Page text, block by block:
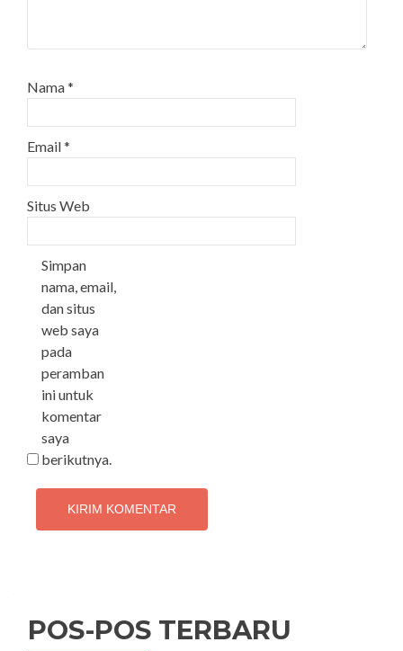
Nama*
Email*
Situs Web
Simpan
nama, email,
dan situs
web saya
pada
peramban
ini untuk
komentar
saya
berikutnya.
POS-POS TERBARU